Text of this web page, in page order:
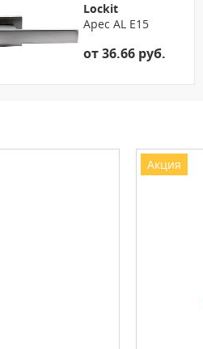
Lockit
Арес AL Е15
от 36.66 руб.
Акция